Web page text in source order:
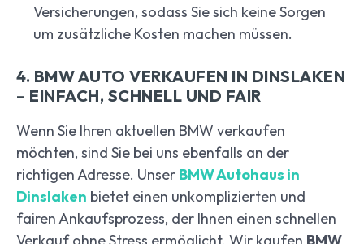
Versicherungen, sodass Sie sich keine Sorgen
um zusätzliche Kosten machen müssen.
4. BMW AUTO VERKAUFEN IN DINSLAKEN
– EINFACH, SCHNELL UND FAIR
Wenn Sie Ihren aktuellen BMW verkaufen
möchten, sind Sie bei uns ebenfalls an der
richtigen Adresse. Unser BMW Autohaus in
Dinslaken bietet einen unkomplizierten und
fairen Ankaufsprozess, der Ihnen einen schnellen
Verkauf ohne Stress ermöglicht. Wir kaufen BMW